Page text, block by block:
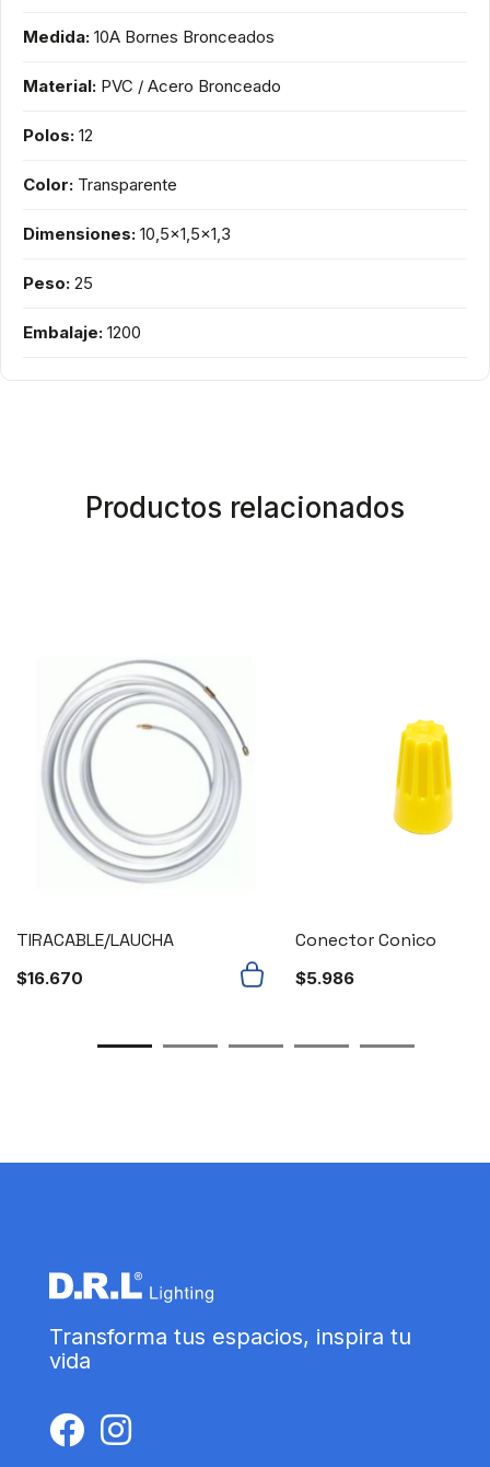
Medida: 10A Bornes Bronceados
Material: PVC / Acero Bronceado
Polos: 12
Color: Transparente
Dimensiones: 10,5x1,5x1,3
Peso: 25
Embalaje: 1200
Productos relacionados
TIRACABLE/LAUCHA
$16.670
Conector Conico
$5.986
Transforma tus espacios, inspira tu
vida